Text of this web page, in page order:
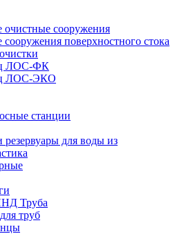
сооружения
поверхностного стока
ЛОС-ФК
ЛОС-ЭКО
станции
резервуары для воды из
Труба
труб